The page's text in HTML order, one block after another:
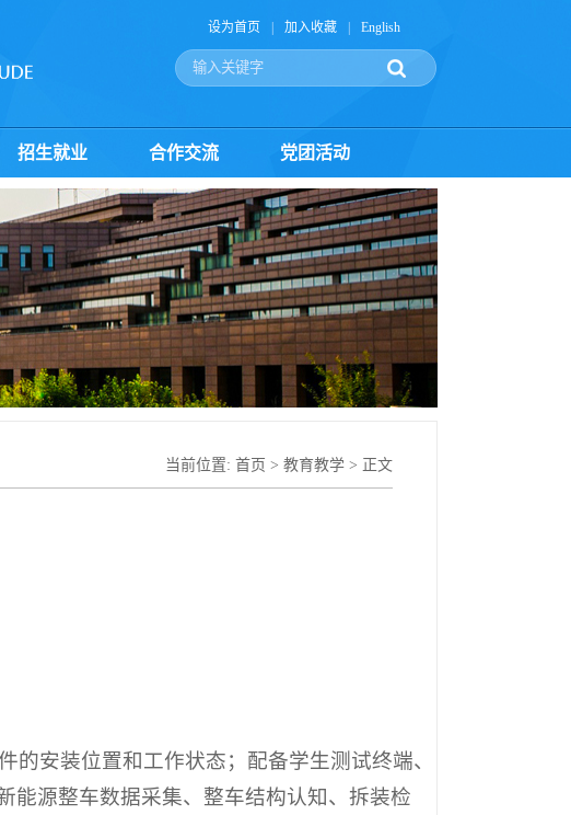
设为首页 加入收藏 English
招生就业 合作交流 党团活动
当前位置: 首页 > 教育教学 > 正文
安装位置和工作状态；配备学生测试终端、
能源整车数据采集、整车结构认知、拆装检